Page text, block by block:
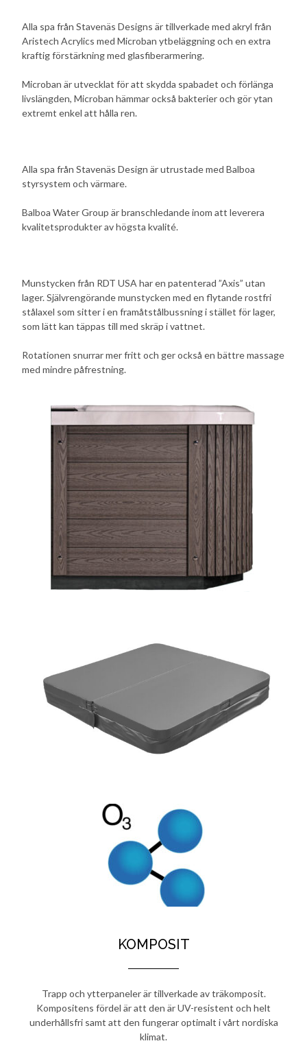
Alla spa från Stavenäs Designs är tillverkade med akryl från
Aristech Acrylics med Microban ytbeläggning och en extra
kraftig förstärkning med glasfiberarmering.
Microban är utvecklat för att skydda spabadet och förlänga
livslängden, Microban hämmar också bakterier och gör ytan
extremt enkel att hålla ren.
Alla spa från Stavenäs Design är utrustade med Balboa
styrsystem och värmare.
Balboa Water Group är branschledandeinom att leverera
kvalitetsprodukter av högsta kvalité.
Munstycken från RDT USA har en patenterad ”Axis” utan
lager. Självrengörande munstycken med en flytande rostfri
stålaxel som sitter i en framåtstålbussning i stället för lager,
som lätt kan täppas till med skräp i vattnet.
Rotationen snurrar mer fritt och ger också en bättre massage
med mindre påfrestning.
KOMPOSIT
Trapp och ytterpaneler är tillverkade av träkomposit.
Kompositens fördel är att den är UV-resistent och helt
underhållsfri samt att den fungerar optimalt i vårt nordiska
klimat.